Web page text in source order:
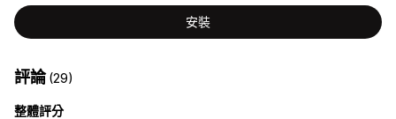
安裝
評論(29)
整體評分